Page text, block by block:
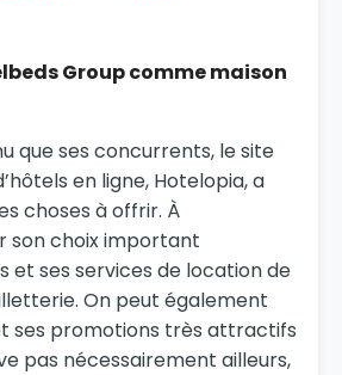
Group comme maison
que ses concurrents, le site
en ligne, Hotelopia, a
choses à offrir. À
son choix important
et ses services de location de
On peut également
ses promotions très attractifs
pas nécessairement ailleurs,